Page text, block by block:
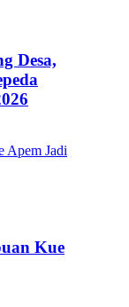
Desa,
Kue